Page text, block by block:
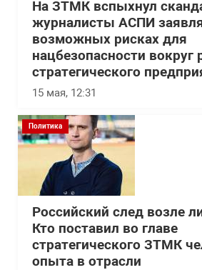
На ЗТМК вспыхнул
журналисты АСПИ
возможных рисках для
нацбезопасности вокруг
стратегического
15 мая, 12:31
Политика
Российский след возле
Кто поставил во главе
стратегического ЗТМК
опыта в отрасли